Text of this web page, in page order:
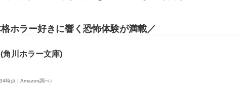
ホラー好きに響く恐怖体験が満載
角川ホラー文庫)
時点 | Amazon調べ）